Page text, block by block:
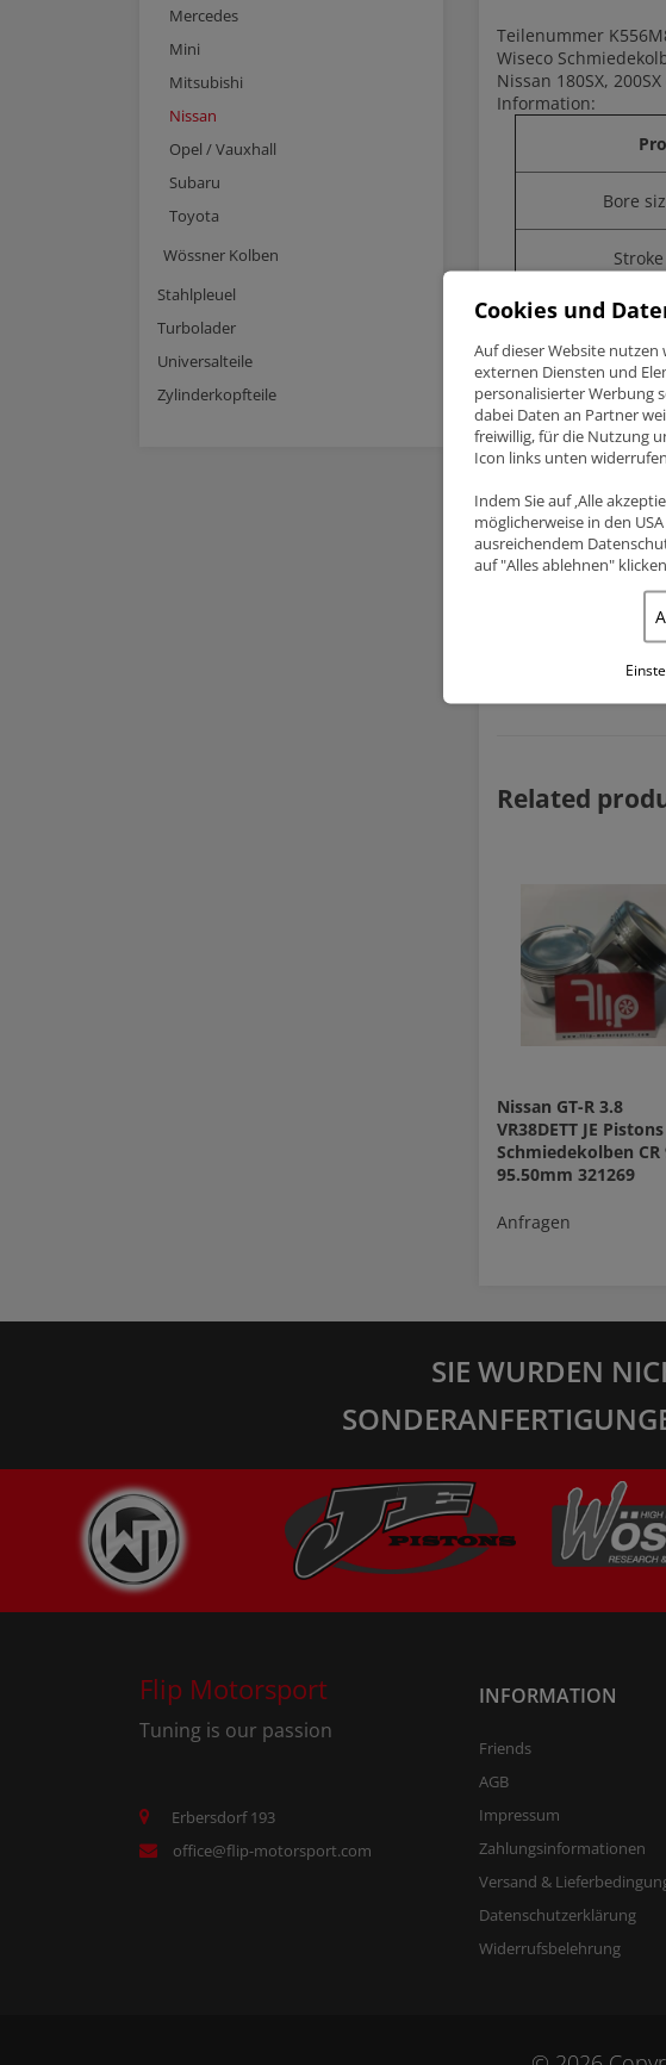
Mercedes
Mini
Mitsubishi
Nissan
Opel / Vauxhall
Subaru
Toyota
Wössner Kolben
Stahlpleuel
Turbolader
Universalteile
Zylinderkopfteile
Teilenummer
Wiseco
Nissan 180SX, 200SX
Information:
Bore
Stroke
Wiseco
OEM
Dome
Pin
Related
Nissan GT-R 3.8
VR38DETT JE Pistons
Schmiedekolben CR
95.50mm 321269
Anfragen
SIE WURDEN
Flip Motorsport
Tuning is our passion
Erbersdorf 193
office@flip-motorsport.com
INFORMATION
Friends
AGB
Impressum
Zahlungsinformationen
Versand &
Datenschutzerklärung
Widerrufsbelehrung
Cookies und
Auf dieser Website
externen Diensten und
personalisierter Werbung
dabei Daten an Partner
freiwillig, für die Nutzung
Icon links unten
Indem Sie auf ‚Alle
möglicherweise in den
ausreichendem
auf "Alles ablehnen"